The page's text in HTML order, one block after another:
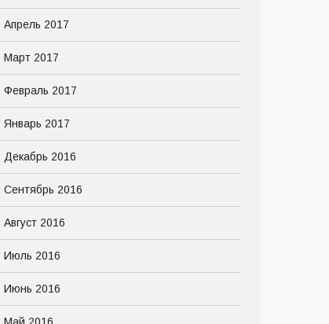
Апрель 2017
Март 2017
Февраль 2017
Январь 2017
Декабрь 2016
Сентябрь 2016
Август 2016
Июль 2016
Июнь 2016